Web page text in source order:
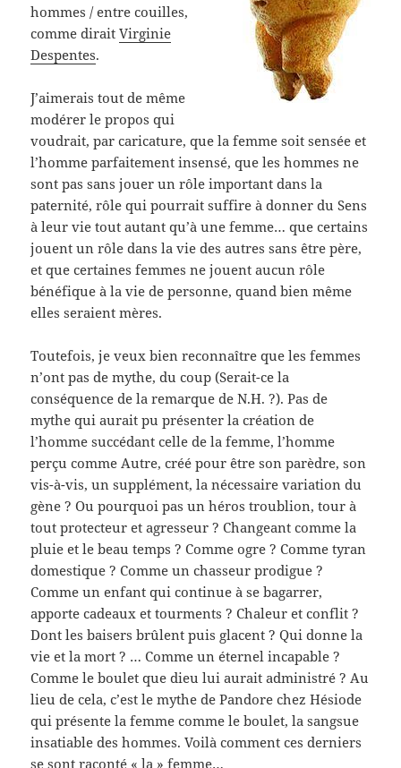
hommes / entre couilles,
comme diraitVirginie
Despentes.
J’aimerais tout de même
modérer le propos qui
voudrait, par caricature, que la femme soit sensée et
l’homme parfaitement insensé, que les hommes ne
sont pas sans jouer un rôle important dans la
paternité, rôle qui pourrait suffire à donner du Sens
à leur vie tout autant qu’à une femme… que certains
jouent un rôle dans la vie des autres sans être père,
et que certaines femmes ne jouent aucun rôle
bénéfique à la vie de personne, quand bien même
elles seraient mères.
Toutefois, je veux bien reconnaître que les femmes
n’ont pas de mythe, du coup (Serait-ce la
conséquence de la remarque de N.H. ?). Pas de
mythe qui aurait pu présenter la création de
l’homme succédant celle de la femme, l’homme
perçu comme Autre, créé pour être son parèdre, son
vis-à-vis, un supplément, la nécessaire variation du
gène ? Ou pourquoi pas un héros troublion, tour à
tout protecteur et agresseur ? Changeant comme la
pluie et le beau temps ? Comme ogre ? Comme tyran
domestique ? Comme un chasseur prodigue ?
Comme un enfant qui continue à se bagarrer,
apporte cadeaux et tourments ? Chaleur et conflit ?
Dont les baisers brûlent puis glacent ? Qui donne la
vie et la mort ? … Comme un éternel incapable ?
Comme le boulet que dieu lui aurait administré ? Au
lieu de cela, c’est le mythe de Pandore chez Hésiode
qui présente la femme comme le boulet, la sangsue
insatiable des hommes. Voilà comment ces derniers
se sont raconté « la » femme…